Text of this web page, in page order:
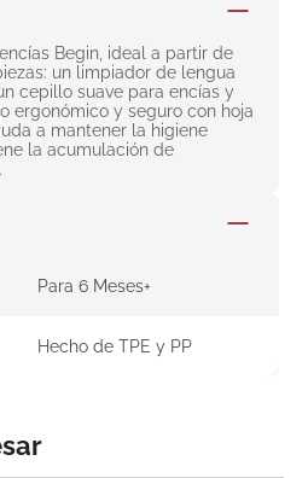
Begin, ideal a partir de
un limpiador de lengua
cepillo suave para encías y
ergonómico y seguro con hoja
a mantener la higiene
la acumulación de
Para 6 Meses+
Hecho de TPE y PP